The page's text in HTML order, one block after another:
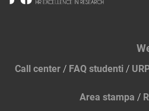
Call center / FAQ studenti /
Area stampa /